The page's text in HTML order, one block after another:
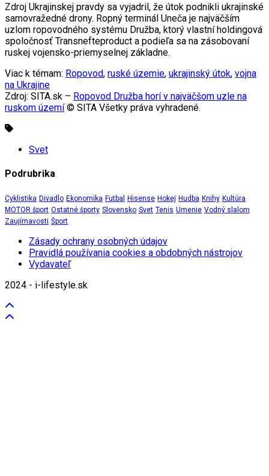
Zdroj Ukrajinskej pravdy sa vyjadril, že útok podnikli ukrajinské
samovražedné drony. Ropný terminál Uneča je najväčším
uzlom ropovodného systému Družba, ktorý vlastní holdingová
spoločnosť Transnefteproduct a podieľa sa na zásobovaní
ruskej vojensko-priemyselnej základne.
Viac k témam: Ropovod, ruské územie, ukrajinský útok, vojna
na Ukrajine
Zdroj: SITA.sk – Ropovod Družba horí v najväčšom uzle na
ruskom území© SITA Všetky práva vyhradené.
Svet
Podrubrika
Cyklistika Divadlo Ekonomika Futbal Hisense Hokej Hudba Knihy Kultúra
MOTOR šport Ostatné športy Slovensko Svet Tenis Umenie Vodný slalom
Zaujímavosti Šport
Zásady ochrany osobných údajov
Pravidlá používania cookies a obdobných nástrojov
Vydavateľ
2024 - i-lifestyle.sk